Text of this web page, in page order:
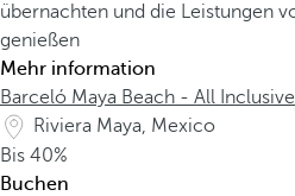
übernachten und die Leistungen
genießen
Mehr information
Barceló Maya Beach - All Inclusive
Riviera Maya, Mexico
Bis 40%
Buchen